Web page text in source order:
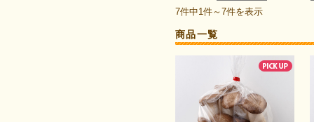
7件中1件～7件を表示
商品一覧